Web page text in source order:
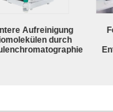
Aufreinigung
durch